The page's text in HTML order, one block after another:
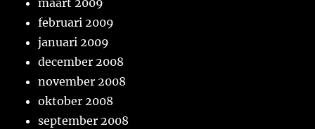
maart 2009
februari 2009
januari 2009
december 2008
november 2008
oktober 2008
september 2008